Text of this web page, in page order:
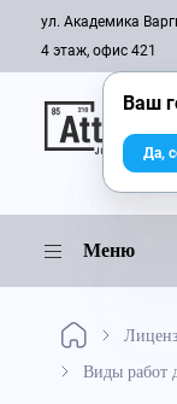
ул. Академика
4 этаж, офис 421
Меню
Виды работ
Ваш
Да,